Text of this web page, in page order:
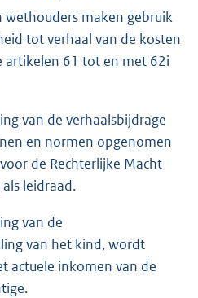
wethouders maken gebruik
tot verhaal van de kosten
artikelen 61 tot en met 62i
van de verhaalsbijdrage
en normen opgenomen
de Rechterlijke Macht
leidraad.
van de
van het kind, wordt
actuele inkomen van de